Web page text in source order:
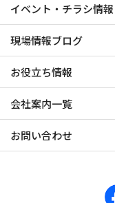
イベント・チラシ情報
現場情報ブログ
お役立ち情報
会社案内一覧
お問い合わせ